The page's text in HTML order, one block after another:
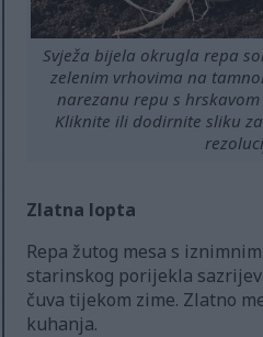
Svježa bijela okrugla repa
zelenim vrhovima na
narezanu repu s
Kliknite ili dodirnite sliku
Zlatna lopta
Repa žutog mesa s
starinskog porijekla
čuva tijekom zime. Zlatno
kuhanja.